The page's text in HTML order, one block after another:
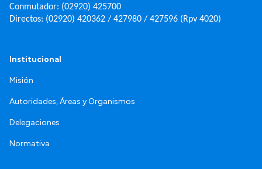
Conmutador: (02920) 425700
Directos: (02920) 420362 / 427980 / 427596 (Rpv 4020)
Institucional
Misión
Autoridades, Áreas y Organismos
Delegaciones
Normativa